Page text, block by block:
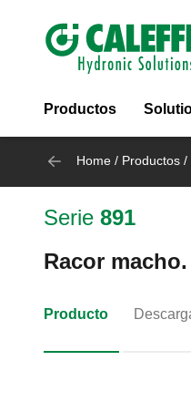
Header
Productos
Home / Productos /
Serie 891
Racor macho.
Producto